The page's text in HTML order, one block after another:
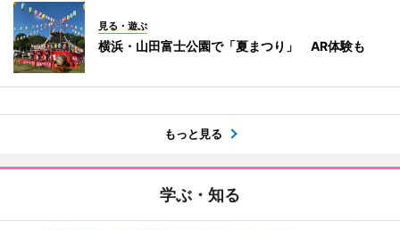
見る・遊ぶ
横浜・山田富士公園で「夏まつり」 AR体験も
もっと見る
学ぶ・知る